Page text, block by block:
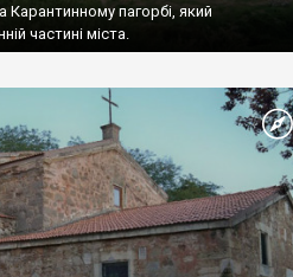
Карантинному пагорбі, який
частині міста.